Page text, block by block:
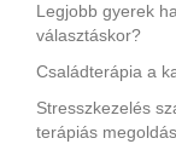
Legjobb gyerek
választáskor?
Családterápia a
Stresszkezelés
terápiás